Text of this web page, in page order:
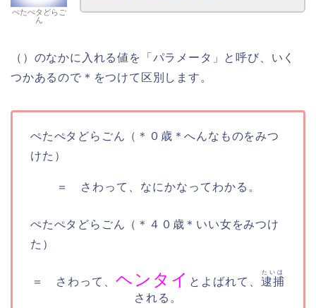
ぺたぺタどらご
ん
（）のなかに入れる値を「パラメータ」と呼び、いく
つかあるので＊をつけて区別します。
ぺたぺタどらごん（＊０歳＊へんなものをみつ
けた）
＝ さわって、なにかなってわかる。
ぺたぺタどらごん（＊４０歳＊いい女をみつけ
た）
＝ さわって、 ヘンタイ とよばれて、 逮捕
たいほ
される。